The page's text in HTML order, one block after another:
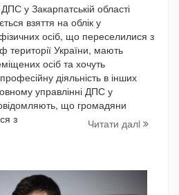
у Закарпатській області
взяття на облік у
осіб, що переселилися з
території України, мають
осіб та хочуть
діяльність в інших
управлінні ДПС у
що громадяни
з
Читати далi